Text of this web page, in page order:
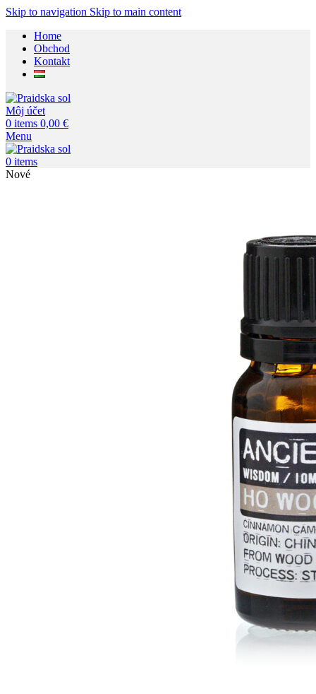
Skip to navigation Skip to main content
Home
Obchod
Kontakt
Môj účet
0 items 0,00 €
Menu
0 items
Nové